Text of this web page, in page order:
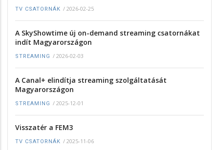
TV CSATORNÁK / 2026-02-25
A SkyShowtime új on-demand streaming csatornákat
indít Magyarországon
STREAMING / 2026-02-03
A Canal+ elindítja streaming szolgáltatását
Magyarországon
STREAMING / 2025-12-01
Visszatér a FEM3
TV CSATORNÁK / 2025-11-06